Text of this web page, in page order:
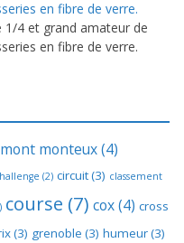
1/4 et grand amateur de
en fibre de verre.
monteux(4)
(2) circuit(3) classement
course (7) cox(4) cross
(3) grenoble (3) humeur(3)